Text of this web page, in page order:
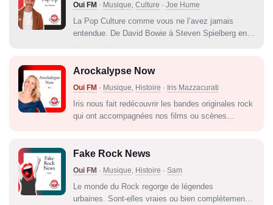
Oui FM · Musique, Culture · Joe Hume
La Pop Culture comme vous ne l’avez jamais
entendue. De David Bowie à Steven Spielberg en
vous contant, à sa manière, des anecdotes
méconnues.
Arockalypse Now
Oui FM · Musique, Histoire · Iris Mazzacurati
Iris nous fait redécouvrir les bandes originales rock
qui ont accompagnées nos films ou scènes
Fake Rock News
Oui FM · Musique, Histoire · Sam
Le monde du Rock regorge de légendes
urbaines. Sont-elles vraies ou bien complètement